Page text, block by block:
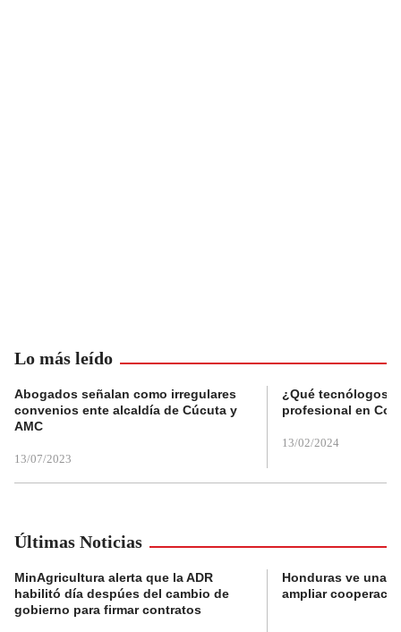
Lo más leído
Abogados señalan como irregulares
convenios ente alcaldía de Cúcuta y
AMC
13/07/2023
¿Qué tecnólogos
profesional en
13/02/2024
Últimas Noticias
MinAgricultura alerta que la ADR
habilitó día despúes del cambio de
gobierno para firmar contratos
Honduras ve una
ampliar